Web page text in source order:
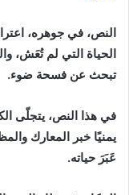
النص، في جوهره،
الحياة التي لم تُعَش،
تبحث عن فسحة ضوء.
في هذا النص، يتجلّى
يمنيًا خبر المعارك
عَبَرَ حياته.